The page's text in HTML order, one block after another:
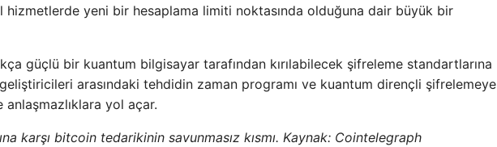
hizmetlerde yeni bir hesaplama limiti noktasında olduğuna dair büyük bir
güçlü bir kuantum bilgisayar tarafından kırılabilecek şifreleme standartlarına
arasındaki tehdidin zaman programı ve kuantum dirençli şifrelemeye
yol açar.
karşı bitcoin tedarikinin savunmasız kısmı. Kaynak: Cointelegraph